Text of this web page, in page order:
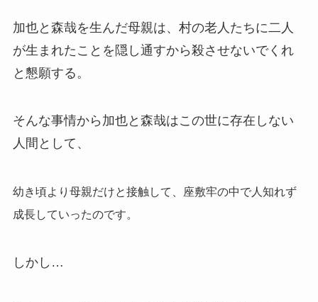
加也と森哉を生んだ母親は、村の老人たちに二人
が生まれたことを隠し通すから殺させないでくれ
と懇願する。
そんな事情から加也と森哉はこの世に存在しない
人間として、
幼き頃より母親だけと接触して、座敷牢の中で人知れず
成長していったのです。
しかし…